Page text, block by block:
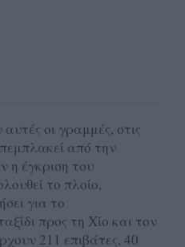
οι γραμμές, στις
από την
η έγκριση του
το πλοίο,
για το
προς τη Χίο και τον
211 επιβάτες, 40